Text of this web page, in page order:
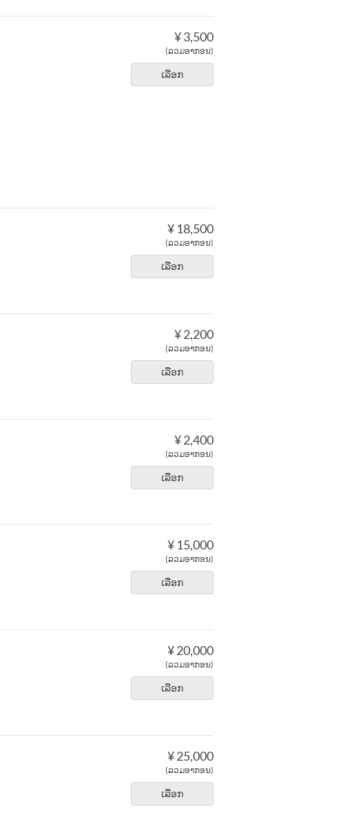
¥ 3,500
(ລວມອາກອນ)
ເລືອກ
¥ 18,500
(ລວມອາກອນ)
ເລືອກ
¥ 2,200
(ລວມອາກອນ)
ເລືອກ
¥ 2,400
(ລວມອາກອນ)
ເລືອກ
¥ 15,000
(ລວມອາກອນ)
ເລືອກ
¥ 20,000
(ລວມອາກອນ)
ເລືອກ
¥ 25,000
(ລວມອາກອນ)
ເລືອກ